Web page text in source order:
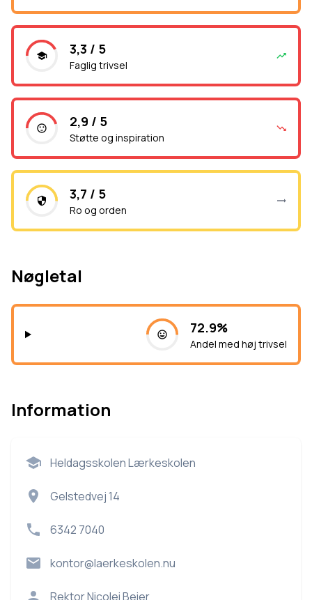
3,3 / 5
Faglig trivsel
2,9 / 5
Støtte og inspiration
3,7 / 5
Ro og orden
Nøgletal
72.9%
Andel med høj trivsel
Information
Heldagsskolen Lærkeskolen
Gelstedvej 14
6342 7040
kontor@laerkeskolen.nu
RektorNicolei Beier